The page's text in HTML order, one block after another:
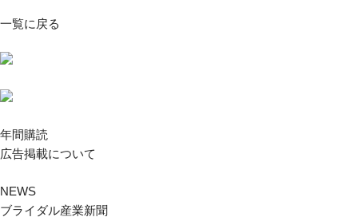
一覧に戻る
年間購読
広告掲載について
NEWS
ブライダル産業新聞